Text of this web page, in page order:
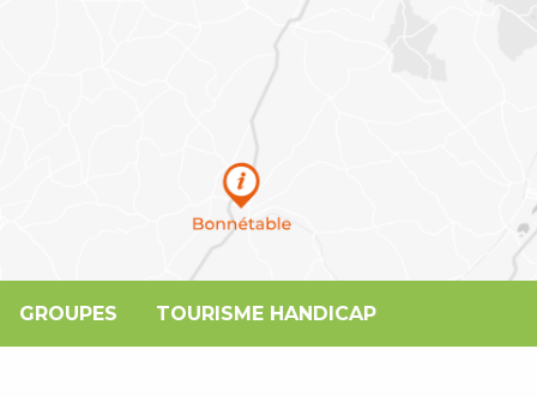
GROUPES TOURISME HANDICAP